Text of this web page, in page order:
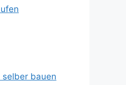
selber bauen